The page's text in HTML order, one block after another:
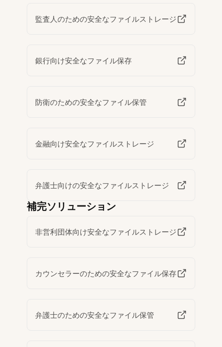
監査人のための安全なファイルストレージ
銀行向け安全なファイル保存
防衛のための安全なファイル保管
金融向け安全なファイルストレージ
弁護士向けの安全なファイルストレージ
補完ソリューション
非営利団体向け安全なファイルストレージ
カウンセラーのための安全なファイル保存
弁護士のための安全なファイル保管